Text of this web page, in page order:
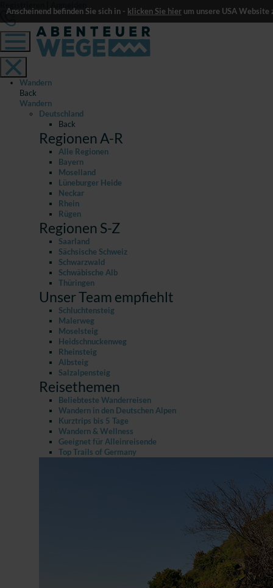
Anscheinend befinden Sie sich in - klicken Sie hier um unsere USA Website
Wandern
Back
Wandern
Deutschland
Back
Regionen A-R
Alle Regionen
Bayern
Moselland
Lüneburger Heide
Neckar
Rhein
Rügen
Regionen S-Z
Saarland
Sächsische Schweiz
Schwarzwald
Schwäbische Alb
Thüringen
Unser Team empfiehlt
Schluchtensteig
Malerweg
Moselsteig
Heidschnuckenweg
Rheinsteig
Albsteig
Salzalpensteig
Reisethemen
Beliebteste Wanderreisen
Wandern in den Deutschen Alpen
Kurztrips bis 5 Tage
Wandern & Wellness
Geeignet für Alleinreisende
Top Trails of Germany